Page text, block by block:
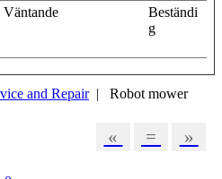
Väntande
Beständi
g
and Repair| Robot mower
« = »